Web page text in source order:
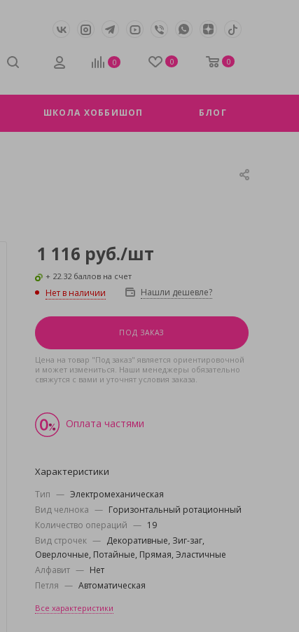
0 0 0
ШКОЛА ХОББИШОП БЛОГ
1 116 руб./шт
+ 22.32 баллов на счет
Нет в наличии Нашли дешевле?
ПОД ЗАКАЗ
Цена на товар "Под заказ" является ориентировочной
и может измениться. Наши менеджеры обязательно
свяжутся с вами и уточнят условия заказа.
Оплата частями
Характеристики
Тип — Электромеханическая
Вид челнока — Горизонтальный ротационный
Количество операций — 19
Вид строчек — Декоративные, Зиг-заг,
Оверлочные, Потайные, Прямая, Эластичные
Алфавит — Нет
Петля — Автоматическая
Все характеристики